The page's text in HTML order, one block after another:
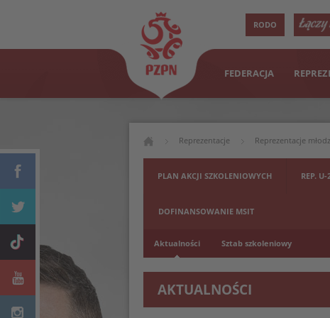
RODO
FEDERACJA
Reprezentacje Reprezentacje
PLAN AKCJI SZKOLENIOWYCH REP. U-
DOFINANSOWANIE MSIT
Aktualności Sztab szkoleniowy
AKTUALNOŚCI